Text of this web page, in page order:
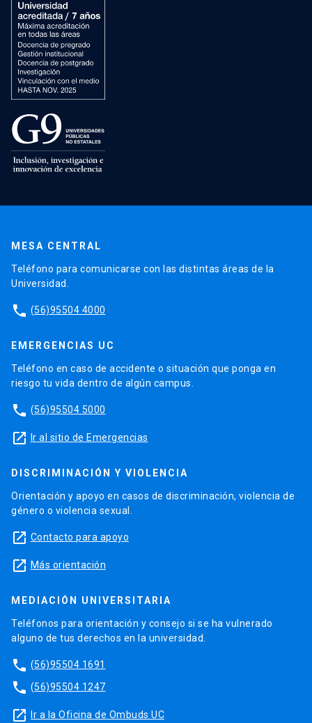
MESA CENTRAL
Teléfono para comunicarse con las distintas áreas de la
Universidad.
phone (56)95504 4000
EMERGENCIAS UC
Teléfono en caso de accidente o situación que ponga en
riesgo tu vida dentro de algún campus.
phone (56)95504 5000
launch Ir al sitio de Emergencias
DISCRIMINACIÓN Y VIOLENCIA
Orientación y apoyo en casos de discriminación, violencia de
género o violencia sexual.
launch Contacto para apoyo
launch Más orientación
MEDIACIÓN UNIVERSITARIA
Teléfonos para orientación y consejo si se ha vulnerado
alguno de tus derechos en la universidad.
phone (56)95504 1691
phone (56)95504 1247
launch Ir a la Oficina de Ombuds UC